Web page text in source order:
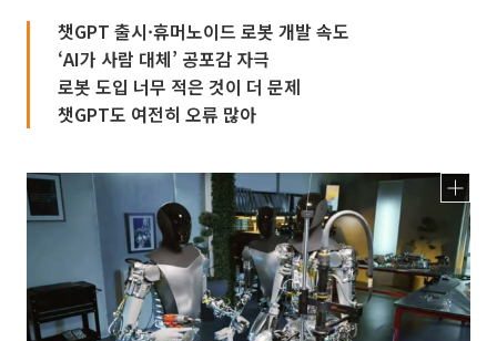
챗GPT 출시·휴머노이드 로봇 개발 속도
‘AI가 사람 대체’ 공포감 자극
로봇 도입 너무 적은 것이 더 문제
챗GPT도 여전히 오류 많아